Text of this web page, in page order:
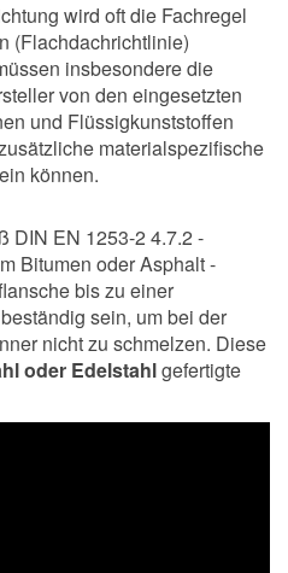
wird oft die Fachregel
(Flachdachrichtlinie)
insbesondere die
von den eingesetzten
und Flüssigkunststoffen
materialspezifische
können.
DIN EN 1253-2 4.7.2 -
Bitumen oder Asphalt -
bis zu einer
sein, um bei der
nicht zu schmelzen. Diese
oder Edelstahlgefertigte